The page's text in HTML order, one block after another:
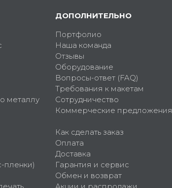
металлу
пленки)
ДОПОЛНИТЕЛЬНО
Портфолио
Наша команда
Отзывы
Оборудование
Вопросы-ответ (FAQ)
Требования к макетам
Сотрудничество
Коммерческие предложения
Как сделать заказ
Оплата
Доставка
Гарантия и сервис
Обмен и возврат